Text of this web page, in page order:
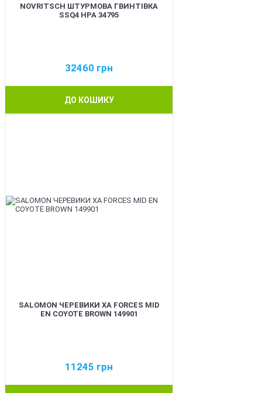
NOVRITSCH ШТУРМОВА ГВИНТІВКА
SSQ4 HPA 34795
32460 грн
ДО КОШИКУ
SALOMON ЧЕРЕВИКИ XA FORCES MID
EN COYOTE BROWN 149901
11245 грн